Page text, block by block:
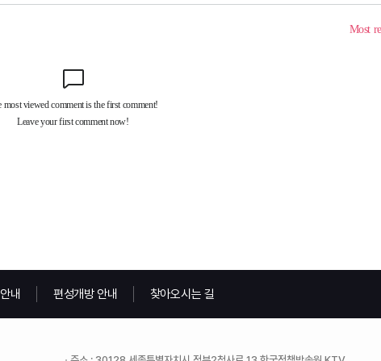
내 편성개방 안내 찾아오시는 길